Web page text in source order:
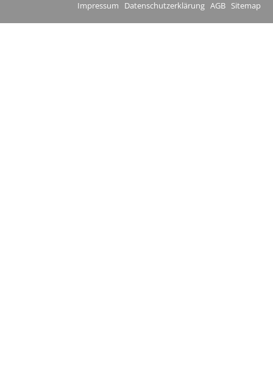
Impressum Datenschutzerklärung AGB Sitemap